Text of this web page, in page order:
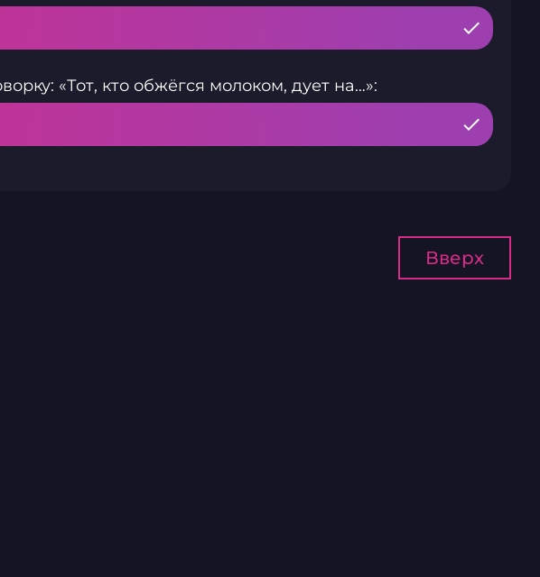
«Тот, кто обжёгся молоком, дует на…»:
Вверх